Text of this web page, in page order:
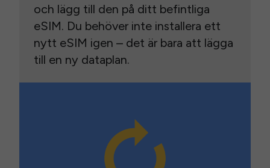
och lägg till den på ditt befintliga
eSIM. Du behöver inte installera ett
nytt eSIM igen – det är bara att lägga
till en ny dataplan.